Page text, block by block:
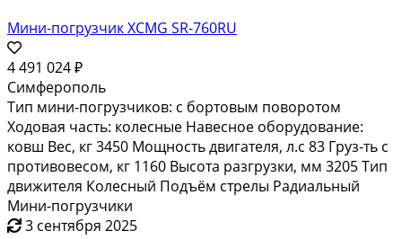
Мини-погрузчик XCMG SR-760RU
4 491 024 ₽
Симферополь
Тип мини-погрузчиков: с бортовым поворотом
Ходовая часть: колесные Навесное оборудование:
ковш Вес, кг 3450 Мощность двигателя, л.с 83 Груз-ть с
противовесом, кг 1160 Высота разгрузки, мм 3205 Тип
движителя Колесный Подъём стрелы Радиальный
Мини-погрузчики
3 сентября 2025